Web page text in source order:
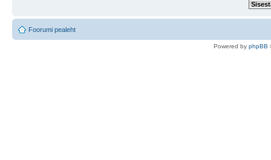
Foorumi pealeht
Powered by phpBB